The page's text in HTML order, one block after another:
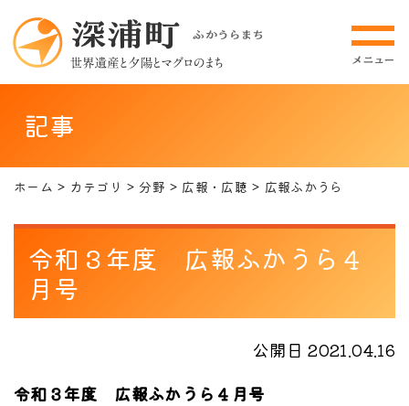
記事
ホーム カテゴリ 分野 広報・広聴 広報ふかうら
令和３年度 広報ふかうら４
月号
公開日 2021.04.16
令和３年度 広報ふかうら４月号